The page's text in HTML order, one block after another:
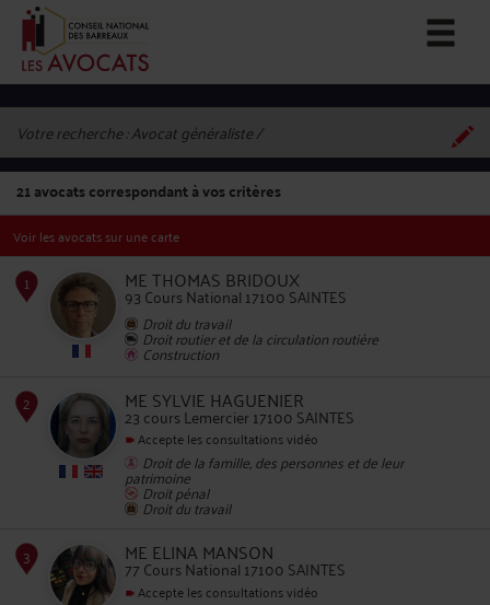
Votre recherche :Avocat généraliste
21avocats correspondant à vos critères
Voir les avocats sur une carte
ME THOMAS BRIDOUX
93 Cours National 17100 SAINTES
Droit du travail
Droit routier et de la circulation routière
Construction
ME SYLVIE HAGUENIER
23 cours Lemercier 17100 SAINTES
Accepte les consultations vidéo
Droit de la famille, des personnes et de leur
patrimoine
Droit pénal
Droit du travail
ME ELINA MANSON
77 Cours National 17100 SAINTES
Accepte les consultations vidéo